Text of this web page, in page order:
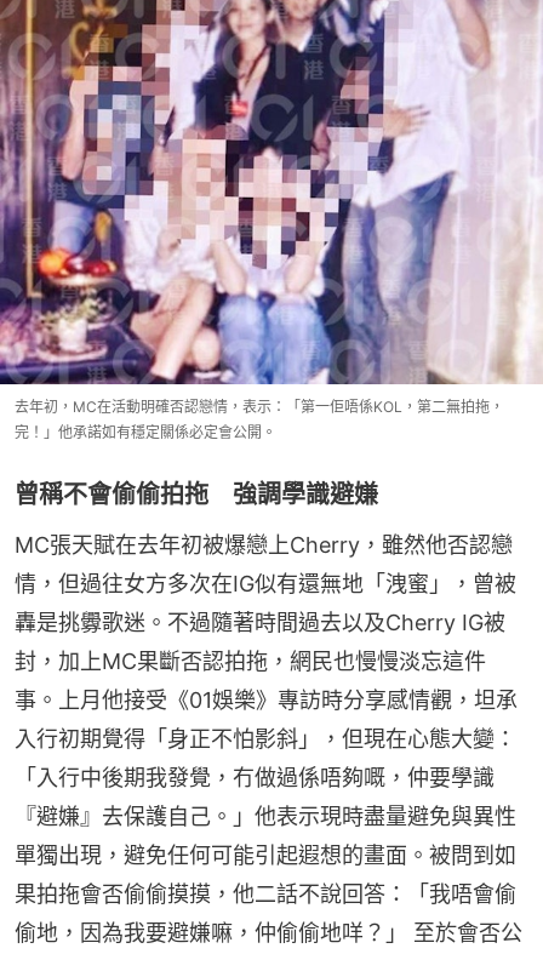
去年初，MC在活動明確否認戀情，表示：「第一佢唔係KOL，第二無拍拖，
完！」他承諾如有穩定關係必定會公開。
曾稱不會偷偷拍拖 強調學識避嫌
MC張天賦在去年初被爆戀上Cherry，雖然他否認戀
情，但過往女方多次在IG似有還無地「洩蜜」，曾被
轟是挑釁歌迷。不過隨著時間過去以及Cherry IG被
封，加上MC果斷否認拍拖，網民也慢慢淡忘這件
事。上月他接受《01娛樂》專訪時分享感情觀，坦承
入行初期覺得「身正不怕影斜」，但現在心態大變：
「入行中後期我發覺，冇做過係唔夠嘅，仲要學識
『避嫌』去保護自己。」他表示現時盡量避免與異性
單獨出現，避免任何可能引起遐想的畫面。被問到如
果拍拖會否偷偷摸摸，他二話不說回答：「我唔會偷
偷地，因為我要避嫌嘛，仲偷偷地咩？」 至於會否公